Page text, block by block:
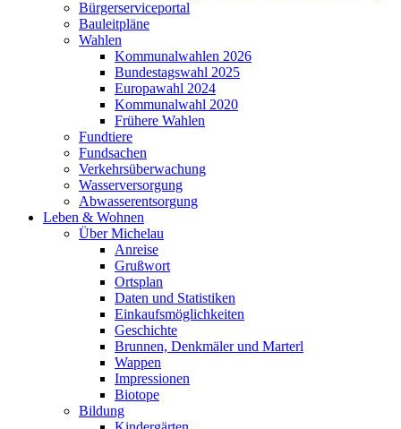
Bürgerserviceportal
Bauleitpläne
Wahlen
Kommunalwahlen 2026
Bundestagswahl 2025
Europawahl 2024
Kommunalwahl 2020
Frühere Wahlen
Fundtiere
Fundsachen
Verkehrsüberwachung
Wasserversorgung
Abwasserentsorgung
Leben & Wohnen
Über Michelau
Anreise
Grußwort
Ortsplan
Daten und Statistiken
Einkaufsmöglichkeiten
Geschichte
Brunnen, Denkmäler und Marterl
Wappen
Impressionen
Biotope
Bildung